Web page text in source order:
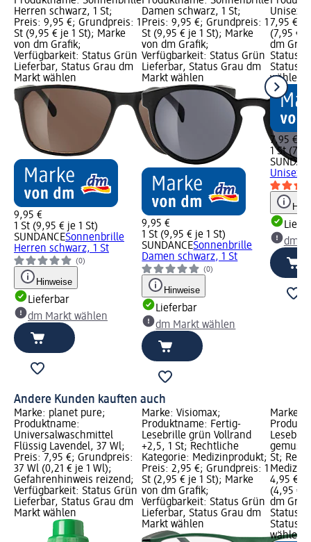
Herren schwarz, 1 St;
Preis: 9,95 €; Grundpreis: 1
St (9,95 € je 1 St); Marke
von dm Grafik;
Verfügbarkeit: Status Grün
Lieferbar, Status Grau dm
Markt wählen
9,95 €
1 St (9,95 € je 1 St)
SUNDANCESonnenbrille
Herren schwarz, 1 St
(0)
Hinweise
Lieferbar
dm Markt wählen
Damen schwarz, 1 St;
Preis: 9,95 €; Grundpreis: 1
St (9,95 € je 1 St); Marke
von dm Grafik;
Verfügbarkeit: Status Grün
Lieferbar, Status Grau dm
Markt wählen
9,95 €
1 St (9,95 € je 1 St)
SUNDANCESonnenbrille
Damen schwarz, 1 St
(0)
Hinweise
Lieferbar
dm Markt wählen
Unisex
7,95 €;
(7,95 €
dm
Status
Status
wählen
7,95 €
1 St
Unisex
dm
Andere Kunden kauften auch
Marke: planet pure;
Produktname:
Universalwaschmittel
Flüssig Lavendel, 37 Wl;
Preis: 7,95 €; Grundpreis:
37 Wl (0,21 € je 1 Wl);
Gefahrenhinweis reizend;
Verfügbarkeit: Status Grün
Lieferbar, Status Grau dm
Markt wählen
Marke: Visiomax;
Produktname: Fertig-
Lesebrille grün Vollrand
+2,5, 1 St; Rechtliche
Kategorie: Medizinprodukt;
Preis: 2,95 €; Grundpreis: 1
St (2,95 € je 1 St); Marke
von dm Grafik;
Verfügbarkeit: Status Grün
Lieferbar, Status Grau dm
Markt wählen
Marke:
St;
4,95 €;
(4,95 €
dm
Status
Status
wählen